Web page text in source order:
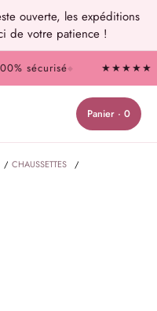
ouverte, les expéditions
de votre patience !
sécurisé◆ ★★★★★
Panier · 0
/ CHAUSSETTES
/